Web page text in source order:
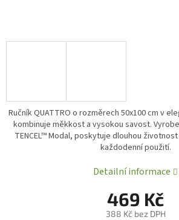
469 Kč
388 Kč bez DPH
Ručník QUATTRO o rozměrech 50x100 cm v
kombinuje měkkost a vysokou savost.
TENCEL™ Modal, poskytuje dlouhou
každodenní použití.
Detailní informace